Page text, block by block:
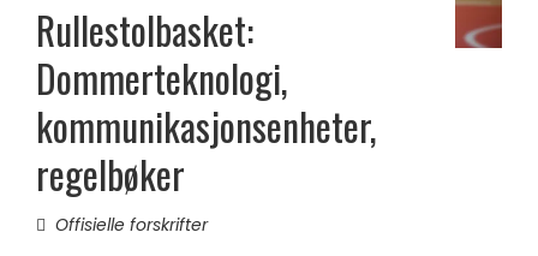
Rullestolbasket:
Dommerteknologi,
kommunikasjonsenheter,
regelbøker
Offisielle forskrifter